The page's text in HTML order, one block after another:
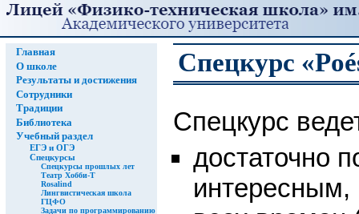
Главная
О школе
Результаты и достижения
Сотрудники
Традиции
Библиотека
Учебный раздел
ЕГЭ и ОГЭ
Спецкурсы
Спецкурсы прошлых лет
Театр Хобби-Т
Rosalind
Лингвистическая школа
ГЦФО
Задачи по программированию
Спецкурс
Спецкурс
достаточно
интересным,